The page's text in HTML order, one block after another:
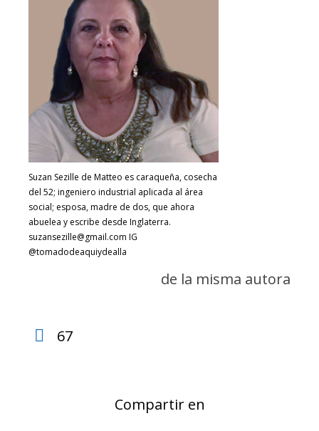
Suzan Sezille de Matteo es caraqueña, cosecha
del 52; ingeniero industrial aplicada al área
social; esposa, madre de dos, que ahora
abuelea y escribe desde Inglaterra.
suzansezille@gmail.com IG
@tomadodeaquiydealla
de la misma autora
67
Compartir en